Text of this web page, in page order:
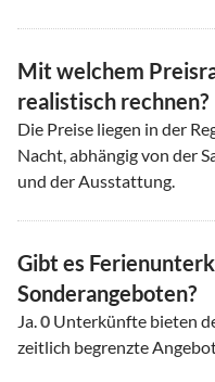
Mit welchem
realistisch rechnen?
Die Preise liegen in der
Nacht, abhängig von der
und der Ausstattung.
Gibt es
Sonderangeboten?
Ja.0 Unterkünfte bieten
zeitlich begrenzte